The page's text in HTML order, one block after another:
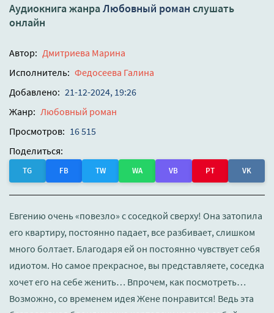
Аудиокнига жанра Любовный роман слушать
онлайн
Автор: Дмитриева Марина
Исполнитель: Федосеева Галина
Добавлено: 21-12-2024, 19:26
Жанр: Любовный роман
Просмотров: 16 515
Поделиться:
TG FB TW WA VB PT VK
Евгению очень «повезло» с соседкой сверху! Она затопила
его квартиру, постоянно падает, все разбивает, слишком
много болтает. Благодаря ей он постоянно чувствует себя
идиотом. Но самое прекрасное, вы представляете, соседка
хочет его на себе женить… Впрочем, как посмотреть…
Возможно, со временем идея Жене понравится! Ведь эта